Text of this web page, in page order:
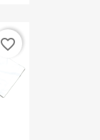
favorite_border